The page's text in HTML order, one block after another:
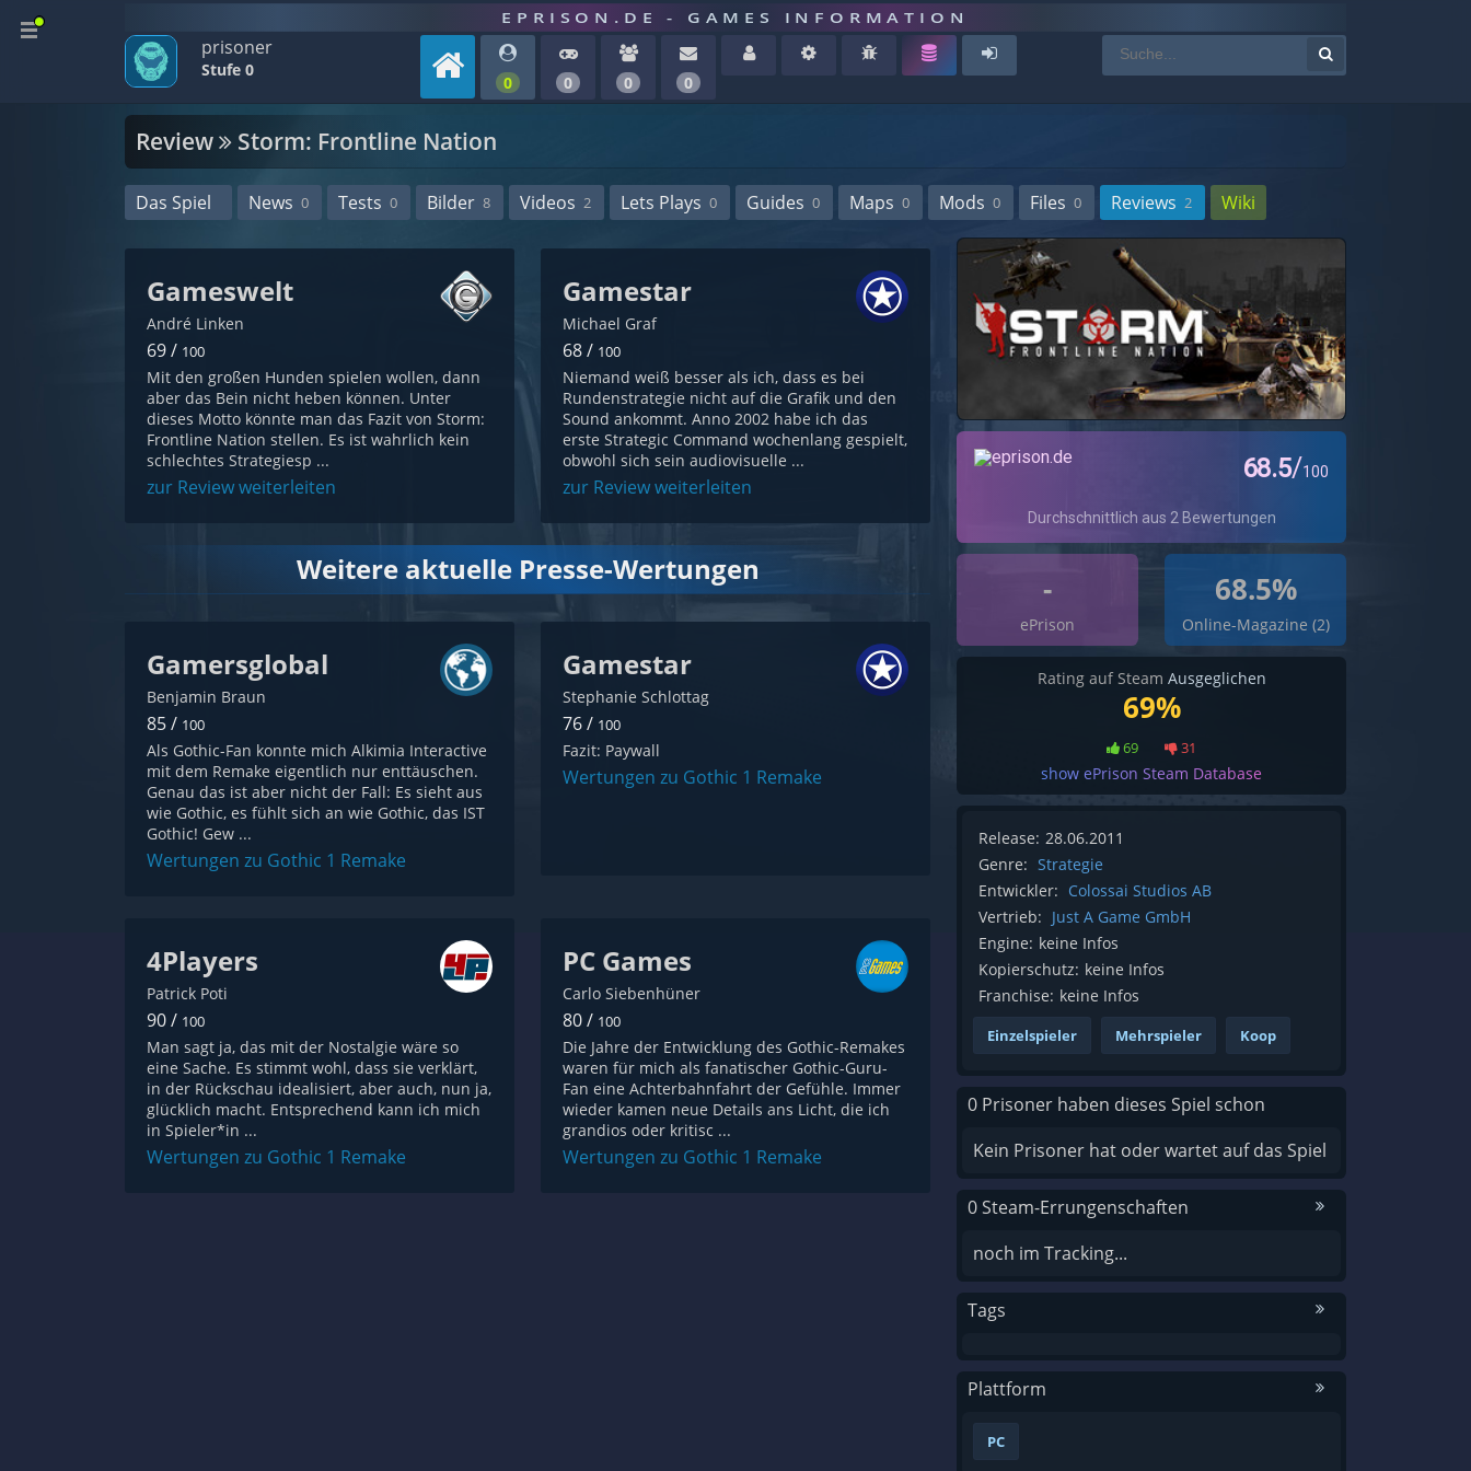
EPRISON.DE - GAMES INFORMATION
prisoner
Stufe 0
0 0 0 0
Review Storm: Frontline Nation
Das Spiel News 0 Tests 0 Bilder 8 Videos 2 Lets Plays 0 Guides 0 Maps 0 Mods 0 Files 0 Reviews 2 Wiki
Gameswelt
André Linken
69 / 100
Mit den großen Hunden spielen wollen, dann
aber das Bein nicht heben können. Unter
dieses Motto könnte man das Fazit von Storm:
Frontline Nation stellen. Es ist wahrlich kein
schlechtes Strategiesp ...
zur Review weiterleiten
Gamestar
Michael Graf
68 / 100
Niemand weiß besser als ich, dass es bei
Rundenstrategie nicht auf die Grafik und den
Sound ankommt. Anno 2002 habe ich das
erste Strategic Command wochenlang gespielt,
obwohl sich sein audiovisuelle ...
zur Review weiterleiten
Weitere aktuelle Presse-Wertungen
Gamersglobal
Benjamin Braun
85 / 100
Als Gothic-Fan konnte mich Alkimia Interactive
mit dem Remake eigentlich nur enttäuschen.
Genau das ist aber nicht der Fall: Es sieht aus
wie Gothic, es fühlt sich an wie Gothic, das IST
Gothic! Gew ...
Wertungen zu Gothic 1 Remake
Gamestar
Stephanie Schlottag
76 / 100
Fazit: Paywall
Wertungen zu Gothic 1 Remake
4Players
Patrick Poti
90 / 100
Man sagt ja, das mit der Nostalgie wäre so
eine Sache. Es stimmt wohl, dass sie verklärt,
in der Rückschau idealisiert, aber auch, nun ja,
glücklich macht. Entsprechend kann ich mich
in Spieler*in ...
Wertungen zu Gothic 1 Remake
PC Games
Carlo Siebenhüner
80 / 100
Die Jahre der Entwicklung des Gothic-Remakes
waren für mich als fanatischer Gothic-Guru-
Fan eine Achterbahnfahrt der Gefühle. Immer
wieder kamen neue Details ans Licht, die ich
grandios oder kritisc ...
Wertungen zu Gothic 1 Remake
-
ePrison
68.5%
Online-Magazine (2)
Rating auf Steam Ausgeglichen
69%
69 31
show ePrison Steam Database
Release: 28.06.2011
Genre: Strategie
Entwickler: Colossai Studios AB
Vertrieb: Just A Game GmbH
Engine: keine Infos
Kopierschutz: keine Infos
Franchise: keine Infos
Einzelspieler Mehrspieler Koop
0 Prisoner haben dieses Spiel schon
Kein Prisoner hat oder wartet auf das Spiel
0 Steam-Errungenschaften
noch im Tracking...
Tags
Plattform
PC